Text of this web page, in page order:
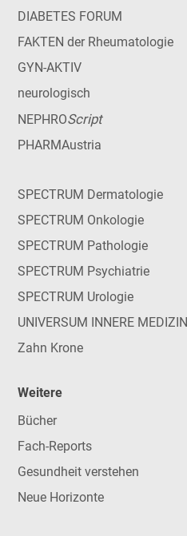
DIABETES FORUM
FAKTEN der Rheumatologie
GYN-AKTIV
neurologisch
NEPHROScript
PHARMAustria
SPECTRUM Dermatologie
SPECTRUM Onkologie
SPECTRUM Pathologie
SPECTRUM Psychiatrie
SPECTRUM Urologie
UNIVERSUM INNERE MEDIZIN
Zahn Krone
Weitere
Bücher
Fach-Reports
Gesundheit verstehen
Neue Horizonte